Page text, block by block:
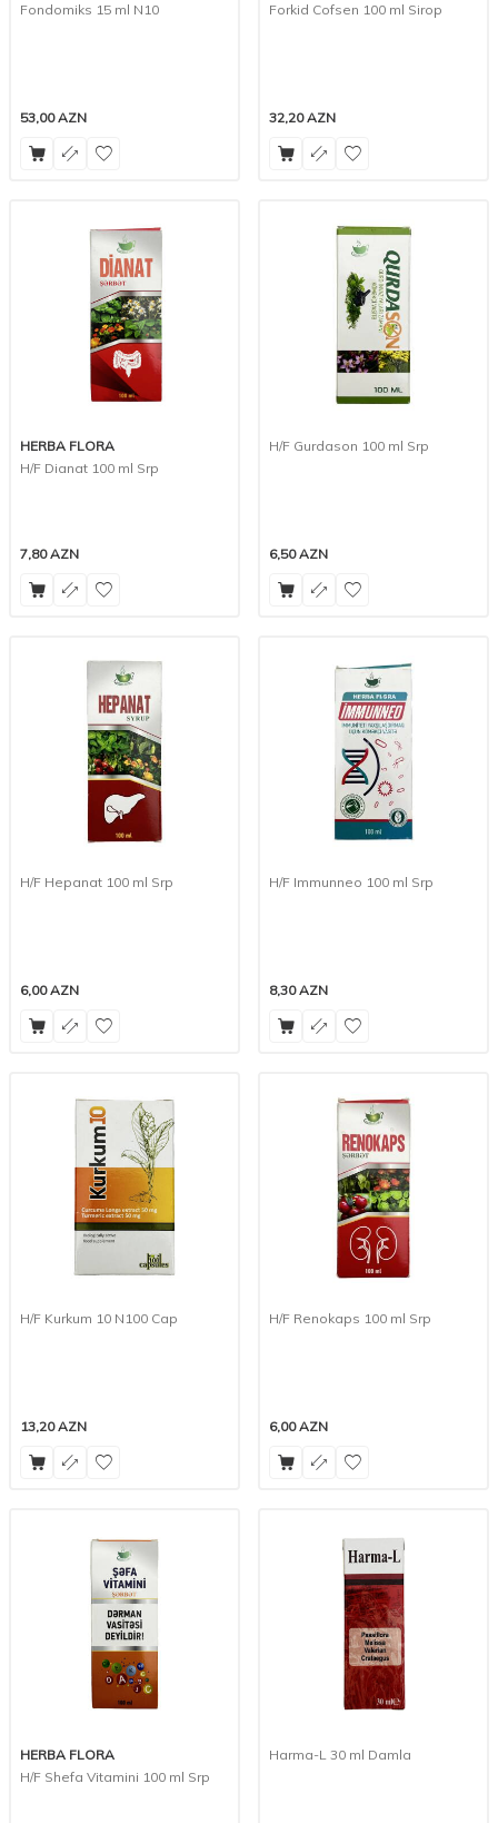
Fondomiks 15 ml N10
53,00AZN
Forkid Cofsen 100 ml Sirop
32,20AZN
HERBA FLORA
H/F Dianat 100 ml Srp
7,80AZN
H/F Gurdason 100 ml Srp
6,50AZN
H/F Hepanat 100 ml Srp
6,00AZN
H/F Immunneo 100 ml Srp
8,30AZN
H/F Kurkum 10 N100 Cap
13,20AZN
H/F Renokaps 100 ml Srp
6,00AZN
HERBA FLORA
H/F Shefa Vitamini 100 ml Srp
Harma-L 30 ml Damla